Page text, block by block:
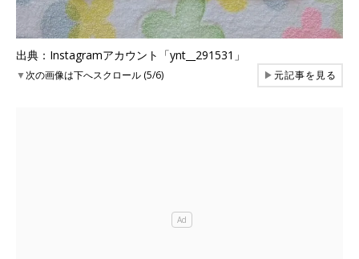
出典：Instagramアカウント「ynt__291531」
▼次の画像は下へスクロール (5/6) ▶元記事を見る